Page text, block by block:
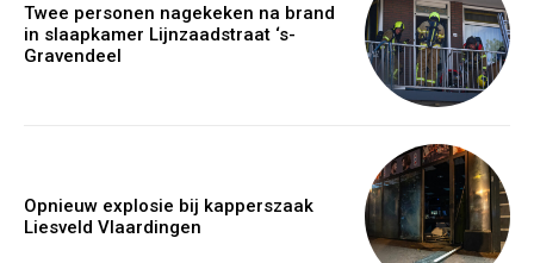
Twee personen nagekeken na brand
in slaapkamer Lijnzaadstraat ‘s-
Gravendeel
Opnieuw explosie bij kapperszaak
Liesveld Vlaardingen